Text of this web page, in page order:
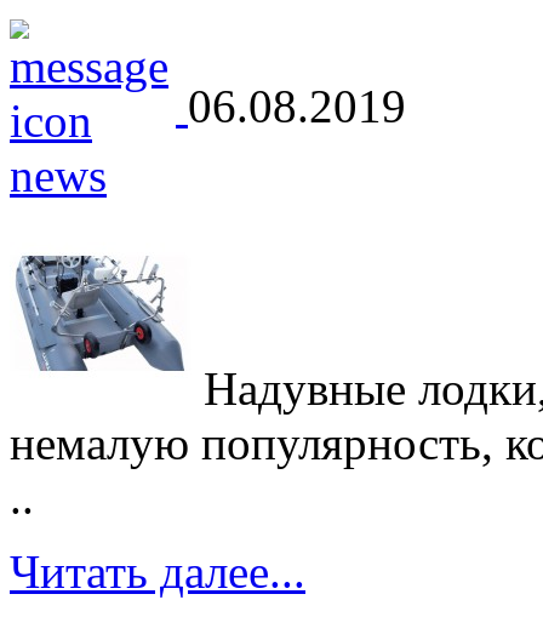
06.08.2019
Надувные
немалую популярность,
..
Читать далее...